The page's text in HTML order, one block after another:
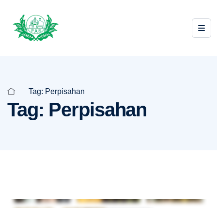
Tag: Perpisahan
Tag: Perpisahan